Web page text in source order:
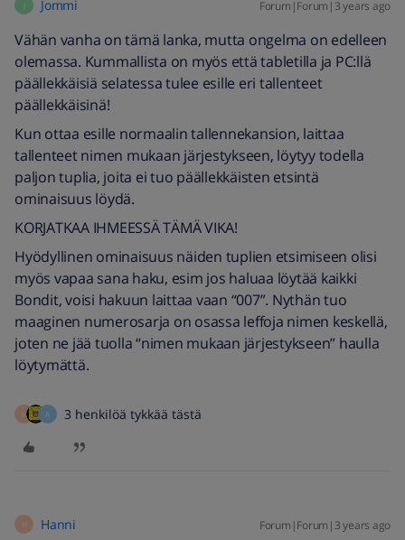
Jommi Forum|Forum|3 years ago
Vähän vanha on tämä lanka, mutta ongelma on edelleen
olemassa. Kummallista on myös että tabletilla ja PC:llä
päällekkäisiä selatessa tulee esille eri tallenteet
päällekkäisinä!
Kun ottaa esille normaalin tallennekansion, laittaa
tallenteet nimen mukaan järjestykseen, löytyy todella
paljon tuplia, joita ei tuo päällekkäisten etsintä
ominaisuus löydä.
KORJATKAA IHMEESSÄ TÄMÄ VIKA!
Hyödyllinen ominaisuus näiden tuplien etsimiseen olisi
myös vapaa sana haku, esim jos haluaa löytää kaikki
Bondit, voisi hakuun laittaa vaan “007”. Nythän tuo
maaginen numerosarja on osassa leffoja nimen keskellä,
joten ne jää tuolla “nimen mukaan järjestykseen” haulla
löytymättä.
H A 3 henkilöä tykkää tästä
H Hanni Forum|Forum|3 years ago